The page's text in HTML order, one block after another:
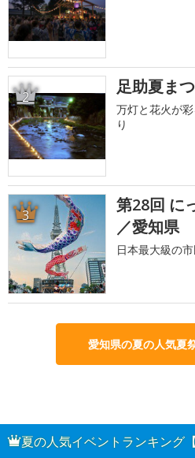
2 足助夏ま
万灯と花火が
り
3
第28回 に
／愛知県
日本最大級の
愛知県の夏の人気夏
夏の人気イベントランキング